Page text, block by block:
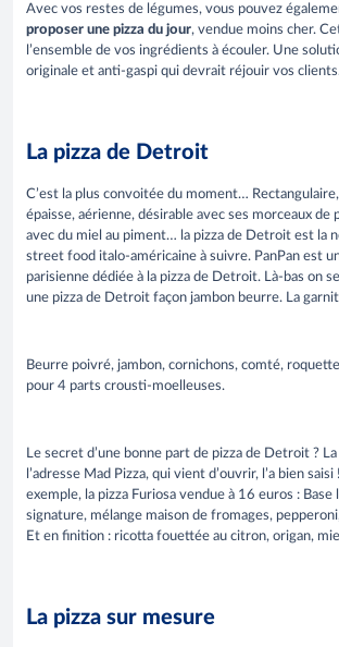
Avec vos restes de légumes, vous pouvez
proposer une pizza du jour, vendue moins cher.
l’ensemble de vos ingrédients à écouler. Une
originale et anti-gaspi qui devrait réjouir vos clients.
La pizza de Detroit
C’est la plus convoitée du moment…
épaisse, aérienne, désirable avec ses morceaux
avec du miel au piment… la pizza de Detroit est la
street food italo-américaine à suivre. PanPan est
parisienne dédiée à la pizza de Detroit. Là-bas on
une pizza de Detroit façon jambon beurre. La
Beurre poivré, jambon, cornichons, comté,
pour 4 parts crousti-moelleuses.
Le secret d’une bonne part de pizza de Detroit ?
l’adresse Mad Pizza, qui vient d’ouvrir, l’a bien
exemple, la pizza Furiosa vendue à 16 euros :
signature, mélange maison de fromages,
Et en finition : ricotta fouettée au citron, origan,
La pizza sur mesure